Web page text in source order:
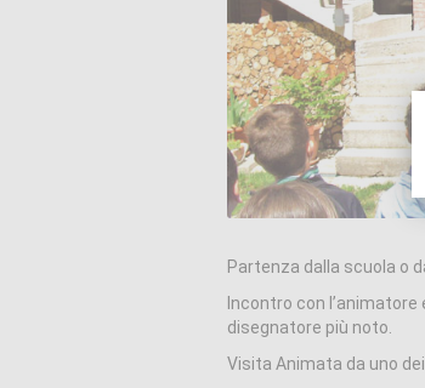
Partenza dalla scuola o
Incontro con
disegnatore più noto.
Visita Animata da uno